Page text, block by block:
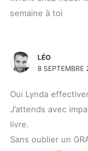
semaine à toi
LÉO
8
Oui Lynda
J’attends avec
livre.
Sans oublier un